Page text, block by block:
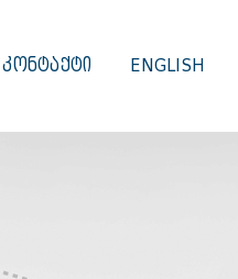
ᲙᲝᲜᲢᲐᲥᲢᲘ ENGLISH